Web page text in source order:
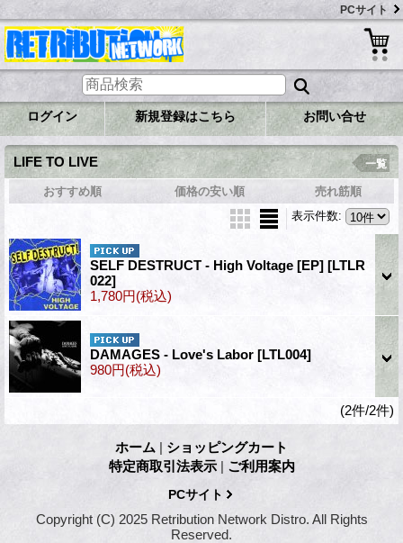
PCサイト
ログイン 新規登録はこちら お問い合せ
LIFE TO LIVE 一覧
おすすめ順 価格の安い順
売れ筋順
表示件数:
SELF DESTRUCT - High Voltage [EP] [LTLR
022]
1,780円(税込)
DAMAGES - Love's Labor [LTL004]
980円(税込)
(2件/2件)
ホーム | ショッピングカート
特定商取引法表示 | ご利用案内
PCサイト
Copyright (C) 2025 Retribution Network Distro. All Rights
Reserved.